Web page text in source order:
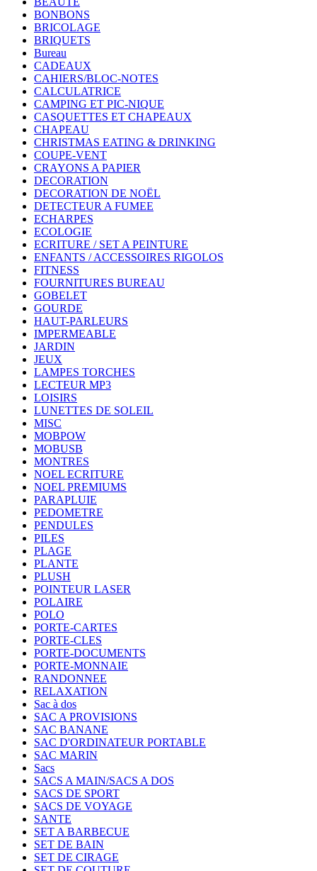
BONBONS
BRICOLAGE
BRIQUETS
Bureau
CADEAUX
CAHIERS/BLOC-NOTES
CALCULATRICE
CAMPING ET PIC-NIQUE
CASQUETTES ET CHAPEAUX
CHAPEAU
CHRISTMAS EATING & DRINKING
COUPE-VENT
CRAYONS A PAPIER
DECORATION
DECORATION DE NOËL
DETECTEUR A FUMEE
ECHARPES
ECOLOGIE
ECRITURE / SET A PEINTURE
ENFANTS / ACCESSOIRES RIGOLOS
FITNESS
FOURNITURES BUREAU
GOBELET
GOURDE
HAUT-PARLEURS
IMPERMEABLE
JARDIN
JEUX
LAMPES TORCHES
LECTEUR MP3
LOISIRS
LUNETTES DE SOLEIL
MISC
MOBPOW
MOBUSB
MONTRES
NOEL ECRITURE
NOEL PREMIUMS
PARAPLUIE
PEDOMETRE
PENDULES
PILES
PLAGE
PLANTE
PLUSH
POINTEUR LASER
POLAIRE
POLO
PORTE-CARTES
PORTE-CLES
PORTE-DOCUMENTS
PORTE-MONNAIE
RANDONNEE
RELAXATION
Sac à dos
SAC A PROVISIONS
SAC BANANE
SAC D'ORDINATEUR PORTABLE
SAC MARIN
Sacs
SACS A MAIN/SACS A DOS
SACS DE SPORT
SACS DE VOYAGE
SANTE
SET A BARBECUE
SET DE BAIN
SET DE CIRAGE